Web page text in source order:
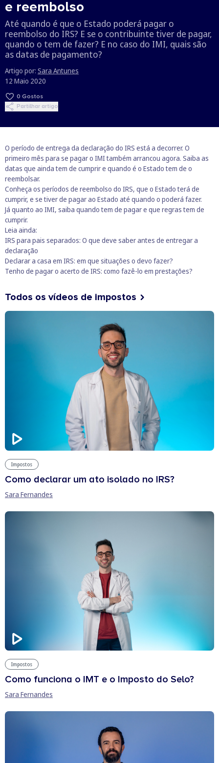
e reembolso
Até quando é que o Estado poderá pagar o
reembolso do IRS? E se o contribuinte tiver de pagar,
quando o tem de fazer? E no caso do IMI, quais são
as datas de pagamento?
Artigo por: Sara Antunes
12 Maio 2020
0 Gostos
Partilhar artigo
O período de entrega da declaração do IRS está a decorrer. O
primeiro mês para se pagar o IMI também arrancou agora. Saiba as
datas que ainda tem de cumprir e quando é o Estado tem de o
reembolsar.
Conheça os períodos de reembolso do IRS, que o Estado terá de
cumprir, e se tiver de pagar ao Estado até quando o poderá fazer.
Já quanto ao IMI, saiba quando tem de pagar e que regras tem de
cumprir.
Leia ainda:
IRS para pais separados: O que deve saber antes de entregar a
declaração
Declarar a casa em IRS: em que situações o devo fazer?
Tenho de pagar o acerto de IRS: como fazê-lo em prestações?
Todos os vídeos de impostos
Impostos
Como declarar um ato isolado no IRS?
Sara Fernandes
Impostos
Como funciona o IMT e o Imposto do Selo?
Sara Fernandes